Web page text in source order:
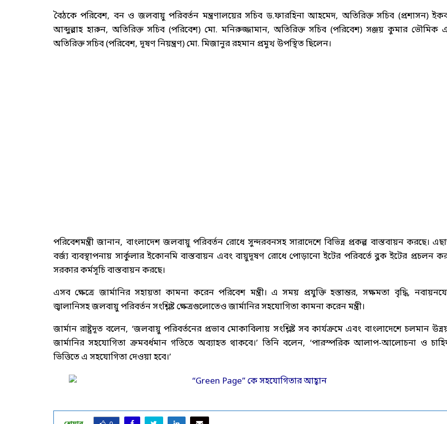
বৈঠকে পরিবেশ, বন ও জলবায়ু পরিবর্তন মন্ত্রণালয়ের সচিব ড.ফারহিনা আহমেদ, অতিরিক্ত সচিব (প্রশাসন)
আব্দুল্লাহ হারুন, অতিরিক্ত সচিব (পরিবেশ) মো. মনিরুজ্জামান, অতিরিক্ত সচিব (পরিবেশ) সঞ্জয় কুমার ভৌমিক
অতিরিক্ত সচিব (পরিবেশ, দূষণ নিয়ন্ত্রণ) মো. মিজানুর রহমান প্রমুখ উপস্থিত ছিলেন।
পরিবেশমন্ত্রী জানান, বাংলাদেশ জলবায়ু পরিবর্তন রোধে সুন্দরবনসহ সারাদেশে বিভিন্ন প্রকল্প বাস্তবায়ন করছে।
বর্জ্য ব্যবস্থাপনায় সার্কুলার ইকোনমি বাস্তবায়ন এবং বায়ুদূষণ রোধে পোড়ানো ইটের পরিবর্তে ব্লক ইটের প্রচলন
সরকার কর্মসূচি বাস্তবায়ন করছে।
এসব ক্ষেত্রে জার্মানির সহায়তা কামনা করেন পরিবেশ মন্ত্রী। এ সময় প্রযুক্তি হস্তান্তর, সক্ষমতা বৃদ্ধি,
জ্বালানিসহ জলবায়ু পরিবর্তন সংশ্লিষ্ট ক্ষেত্রগুলোতেও জার্মানির সহযোগিতা কামনা করেন মন্ত্রী।
জার্মান রাষ্ট্রদূত বলেন, ‘জলবায়ু পরিবর্তনের প্রভাব মোকাবিলায় সংশ্লিষ্ট সব কার্যক্রমে এবং বাংলাদেশে চলমান
জার্মানির সহযোগিতা ক্রমবর্ধমান গতিতে অব্যাহত থাকবে।’ তিনি বলেন, ‘পারস্পরিক আলাপ-আলোচনা ও
ভিত্তিতে এ সহযোগিতা দেওয়া হবে।’